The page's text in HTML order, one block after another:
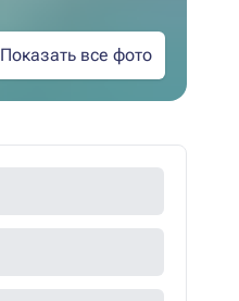
Показать все фото